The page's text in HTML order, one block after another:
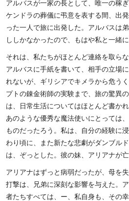
アルバスが一家の長として、唯一の稼
ケンドラの葬儀に弔意を表する間、出
った一人で旅に出発した。アルバスは
ししかなかったので、もはや私と一緒
それは、私たちがほとんど連絡を取ら
アルバスに手紙を書いて、相手の立場
れないが、ギリシアでキメラから危う
プトの錬金術師の実験まで、旅の驚異
は、日常生活についてはほとんど書か
あのような優秀な魔法使いにとっては
ものだったろう。私は、自分の経験に
わり頃に、また新たな悲劇がダンブル
は、ぞっとした。彼の妹、アリアナが亡
アリアナはずっと病弱だったが、母を
打撃は、兄弟に深刻な影響を与えた。
者たちすべては、ー、私自身も、その